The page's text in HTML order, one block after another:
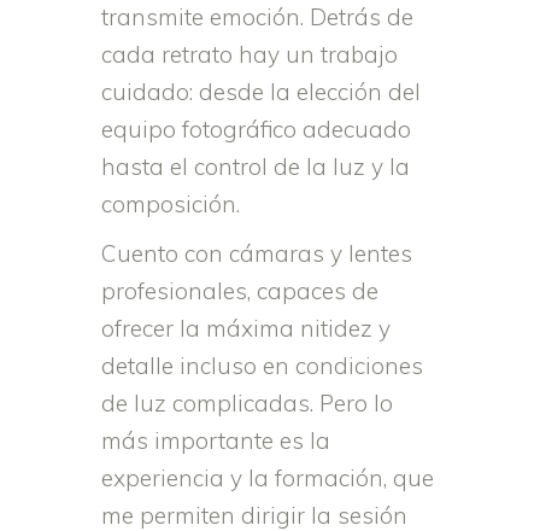
transmite emoción. Detrás de
cada retrato hay un trabajo
cuidado: desde la elección del
equipo fotográfico adecuado
hasta el control de la luz y la
composición.
Cuento con cámaras y lentes
profesionales, capaces de
ofrecer la máxima nitidez y
detalle incluso en condiciones
de luz complicadas. Pero lo
más importante es la
experiencia y la formación, que
me permiten dirigir la sesión